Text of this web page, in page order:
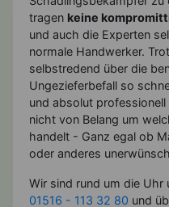
tragen keine
und auch die Experten
normale Handwerker.
selbstredend über die
Ungezieferbefall so
und absolut
nicht von Belang um
handelt - Ganz egal ob
oder anderes
Wir sind rund um die Uhr
01516 - 113 32 80 und